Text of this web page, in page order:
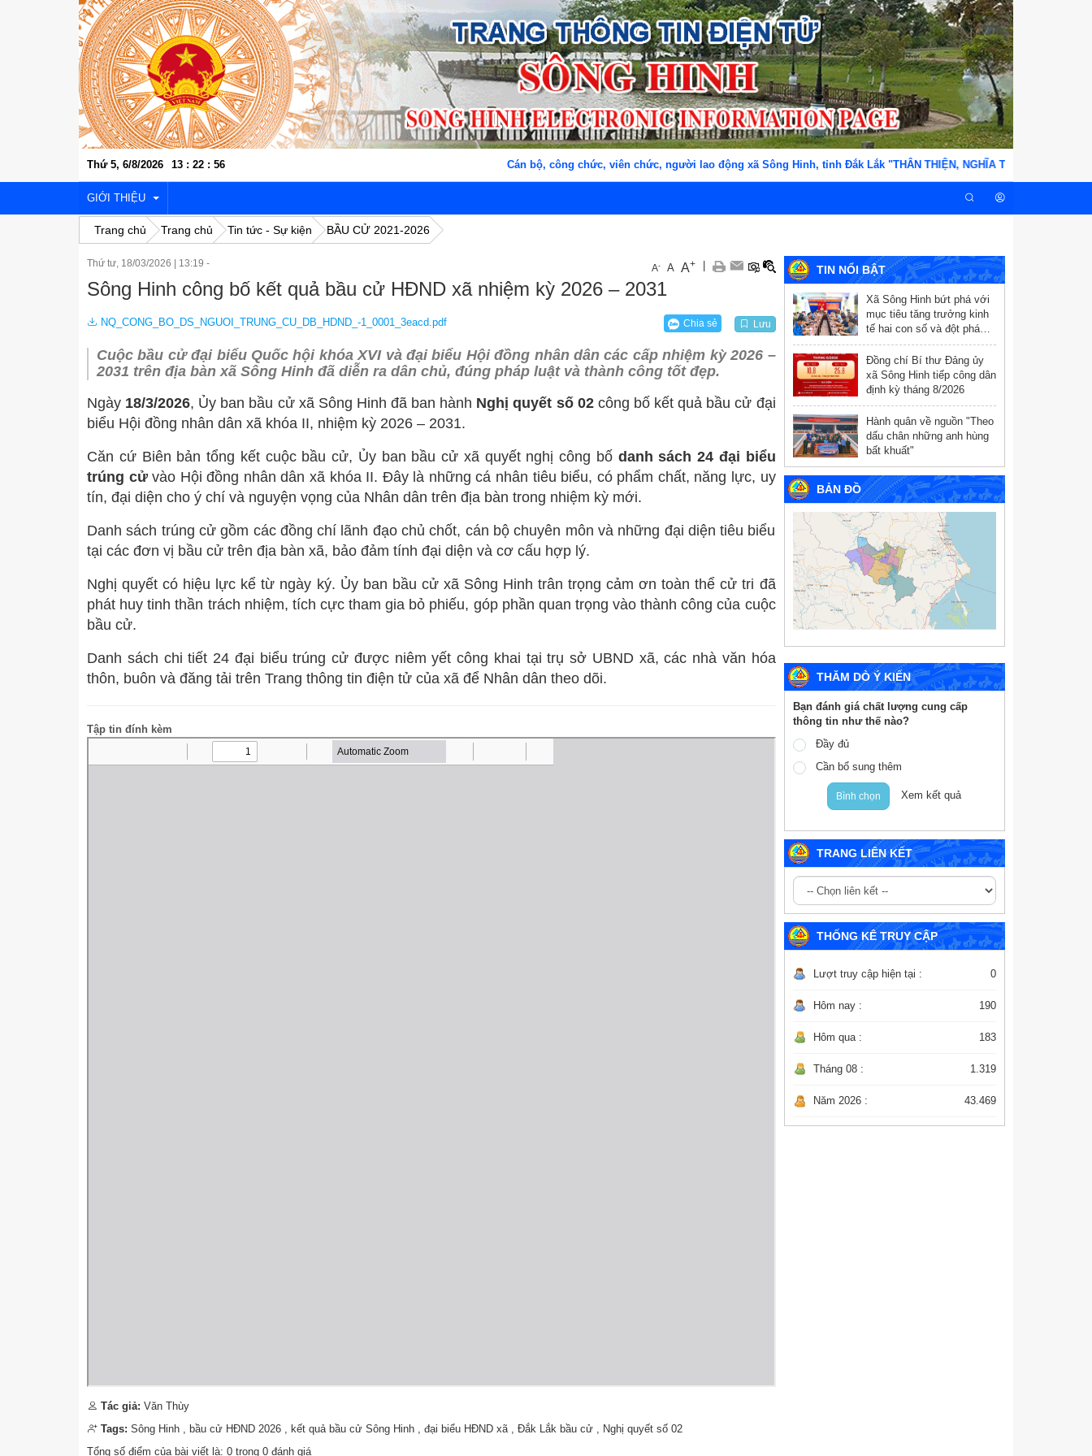
Thứ 5, 6/8/2026 13 : 22 : 57 Cán bộ, công chức, viên chức, người lao động xã Sông Hinh, tỉnh Đắk Lắk "THÂN THIỆN, NGHĨA TÌNH, TẬN TỤY, TRÁCH
GIỚI THIỆU
VỊ TRÍ ĐỊA LÝ
LỊCH SỬ VĂN HÓA
BẢN ĐỒ HÀNH CHÍNH
ĐIỀU KIỆN TỰ NHIÊN
DI TÍCH, DANH THẮNG
TIỂU SỬ TÓM TẮT VÀ NHIỆM VỤ LẢNH ĐẠO
TỔ CHỨC BỘ MÁYHỘI ĐỒNG NHÂN DÂNTHƯỜNG TRỰC HĐND
BAN PHÁP CHẾ
BAN KINH TẾ - XÃ HỘI
UỶ BAN NHÂN DÂN LÃNH ĐẠO UBND
VĂN PHÒNG HĐND-UBND
CÁC PHÒNG BAN TRỰC THUỘCPHÒNG VĂN HOÁ - XÃ HỘI
CÔNG AN XÃ
BAN CHỈ HUY QUÂN SỰ XÃ
MẶT TRẬN TỔ QUỐC, CÁC ĐOÀN THỂ
UỶ BAN MTTQ VIỆT NAM
HỘI LIÊN HIỆP PHỤ NỮ
HỘI CỰU CHIẾN BINH
ĐOÀN TNCS HỒ CHÍ MINH
ĐẢNG ỦY THƯỜNG TRỰC ĐẢNG UỶ
BAN XÂY DỰNG ĐẢNG
UY BAN KIỂM TRA ĐẢNG ỦY
CHỨC NĂNG, NHIỆM VỤ, QUYỀN HẠN
ỦY BAN NHÂN DÂNCÁC PHÒNG BAN TRỰC THUỘCPHÒNG VĂN HÓA - XÃ HỘI
PHÒNG KINH TẾ
Trang chủ Trang chủ Tin tức - Sự kiện BẦU CỬ 2021-2026
Thứ tư, 18/03/2026 13:19 - A- A A+
Sông Hinh công bố kết quả bầu cử HĐND xã nhiệm kỳ 2026 – 2031
NQ_CONG_BO_DS_NGUOI_TRUNG_CU_DB_HDND_-1_0001_3eacd.pdf Chia sẻ Lưu
Cuộc bầu cử đại biểu Quốc hội khóa XVI và đại biểu Hội đồng nhân dân các cấp nhiệm kỳ 2026 –
2031 trên địa bàn xã Sông Hinh đã diễn ra dân chủ, đúng pháp luật và thành công tốt đẹp.
Ngày 18/3/2026, Ủy ban bầu cử xã Sông Hinh đã ban hành Nghị quyết số 02công bố kết quả bầu cử đại
biểu Hội đồng nhân dân xã khóa II, nhiệm kỳ 2026 – 2031.
Căn cứ Biên bản tổng kết cuộc bầu cử, Ủy ban bầu cử xã quyết nghị công bố danh sách 24 đại biểu
trúng cửvào Hội đồng nhân dân xã khóa II. Đây là những cá nhân tiêu biểu, có phẩm chất, năng lực, uy
tín, đại diện cho ý chí và nguyện vọng của Nhân dân trên địa bàn trong nhiệm kỳ mới.
Danh sách trúng cử gồm các đồng chí lãnh đạo chủ chốt, cán bộ chuyên môn và những đại diện tiêu biểu
tại các đơn vị bầu cử trên địa bàn xã, bảo đảm tính đại diện và cơ cấu hợp lý.
Nghị quyết có hiệu lực kể từ ngày ký. Ủy ban bầu cử xã Sông Hinh trân trọng cảm ơn toàn thể cử tri đã
phát huy tinh thần trách nhiệm, tích cực tham gia bỏ phiếu, góp phần quan trọng vào thành công của cuộc
bầu cử.
Danh sách chi tiết 24 đại biểu trúng cử được niêm yết công khai tại trụ sở UBND xã, các nhà văn hóa
thôn, buôn và đăng tải trên Trang thông tin điện tử của xã để Nhân dân theo dõi.
Tập tin đính kèm
Tác giả: Văn Thùy
Tags: Sông Hinh , bầu cử HĐND 2026 , kết quả bầu cử Sông Hinh , đại biểu HĐND xã, Đắk Lắk bầu cử , Nghị quyết số 02
Tổng số điểm của bài viết là: 0 trong 0 đánh giá
TIN NỔI BẬT
Xã Sông Hinh bứt phá với
mục tiêu tăng trưởng kinh
tế hai con số và đột phá
chuyển đổi số
Đồng chí Bí thư Đảng ủy
xã Sông Hinh tiếp công dân
định kỳ tháng 8/2026
Hành quân về nguồn "Theo
dấu chân những anh hùng
bất khuất"
BẢN ĐỒ
THĂM DÒ Ý KIẾN
Bạn đánh giá chất lượng cung cấp
thông tin như thế nào?
Đầy đủ
Cần bổ sung thêm
Bình chọn Xem kết quả
TRANG LIÊN KẾT
THỐNG KÊ TRUY CẬP
Lượt truy cập hiện tại : 0
Hôm nay : 190
Hôm qua : 183
Tháng 08 : 1.319
Năm 2026 : 43.469